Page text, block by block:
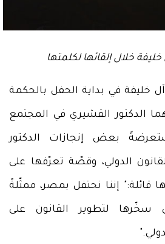
خلال إلقائها لكلمتها
خليفة في بداية الحفل بالحكمة
الدكتور القشيري في المجتمع
بعض إنجازات الدكتور
الدولي، وقصّة تعرّفها على
قائلة:" إننا نحتفل بمصر، ممثّلةً
سخّرها لتطوير القانون على